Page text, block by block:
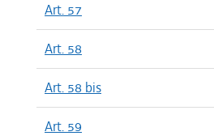
Art. 57
Art. 58
Art. 58 bis
Art. 59